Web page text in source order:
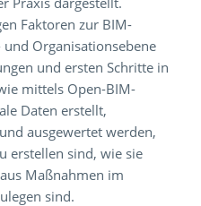
Faktoren zur BIM-
Organisationsebene
und ersten Schritte in
mittels Open-BIM-
Daten erstellt,
ausgewertet werden,
erstellen sind, wie sie
Maßnahmen im
sind.